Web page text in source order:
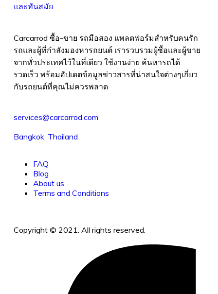
Carcarrod ซื้อ-ขาย รถมือสอง แพลตฟอร์มสำหรับคนรัก
รถและผู้ที่กำลังมองหารถยนต์ เรารวบรวมผู้ซื้อและผู้ขาย
จากทั่วประเทศไว้ในที่เดียว ใช้งานง่าย ค้นหารถได้
รวดเร็ว พร้อมอัปเดตข้อมูลข่าวสารที่น่าสนใจต่างๆเกี่ยว
กับรถยนต์ที่คุณไม่ควรพลาด
services@carcarrod.com
Bangkok, Thailand
FAQ
Blog
About us
Terms and Conditions
Copyright © 2021. All rights reserved.